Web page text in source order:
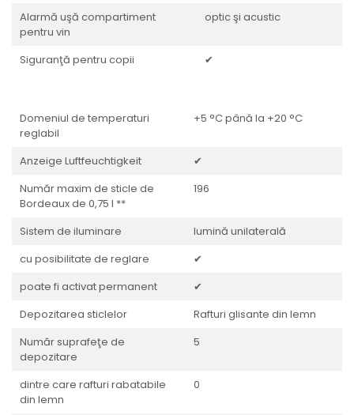
Alarmă uşă compartiment
pentru vin
optic şi acustic
Siguranţă pentru copii ✔
Domeniul de temperaturi
reglabil
+5 °C până la +20 °C
Anzeige Luftfeuchtigkeit
✔
Număr maxim de sticle de
Bordeaux de 0,75 l **
196
Sistem de iluminare
lumină unilaterală
cu posibilitate de reglare
✔
poate fi activat permanent
✔
Depozitarea sticlelor
Rafturi glisante din lemn
Număr suprafeţe de
depozitare
5
dintre care rafturi rabatabile
din lemn
0